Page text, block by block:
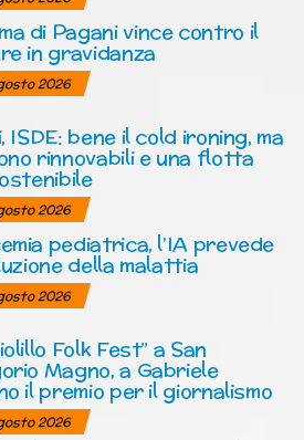
di Pagani vince contro il
in gravidanza
2026
ISDE: bene il cold ironing, ma
rinnovabili e una flotta
2026
pediatrica, l’IA prevede
della malattia
2026
Folk Fest” a San
Magno, a Gabriele
il premio per il giornalismo
2026